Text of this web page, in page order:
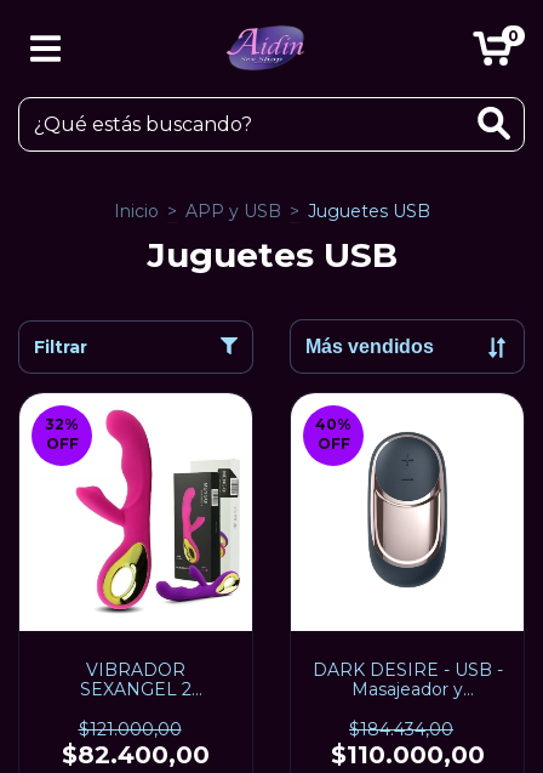
0
Inicio > APP y USB > Juguetes USB
Juguetes USB
Filtrar
32%
OFF
VIBRADOR
SEXANGEL 2
CLÍTORIS USB
$121.000,00
$82.400,00
40%
OFF
DARK DESIRE - USB -
Masajeador y
SATISFYER
$184.434,00
$110.000,00